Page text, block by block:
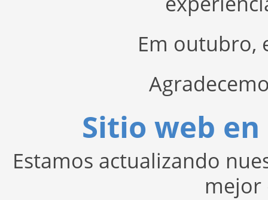
Em outubro,
Sitio web
Estamos actualizando
mejor